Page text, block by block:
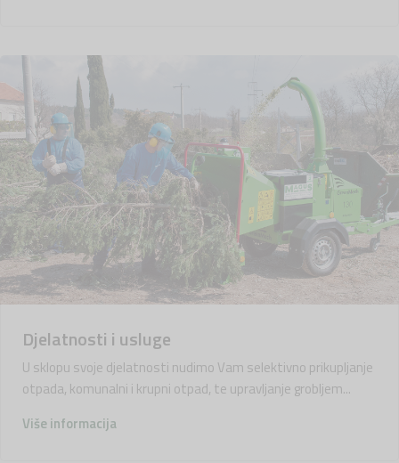
Djelatnosti i usluge
U sklopu svoje djelatnosti nudimo Vam selektivno prikupljanje
otpada, komunalni i krupni otpad, te upravljanje grobljem...
Više informacija